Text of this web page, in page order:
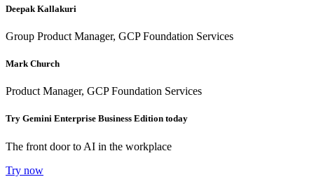
Deepak Kallakuri
Group Product Manager, GCP Foundation Services
Mark Church
Product Manager, GCP Foundation Services
Try Gemini Enterprise Business Edition today
The front door to AI in the workplace
Try now